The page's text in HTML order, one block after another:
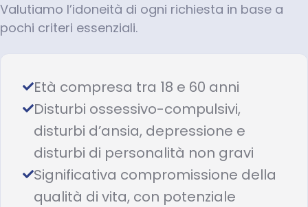
Valutiamo l’idoneità di ogni richiesta in base a
pochi criteri essenziali.
Età compresa tra 18 e 60 anni
Disturbi ossessivo-compulsivi,
disturbi d’ansia, depressione e
disturbi di personalità non gravi
Significativa compromissione della
qualità di vita, con potenziale